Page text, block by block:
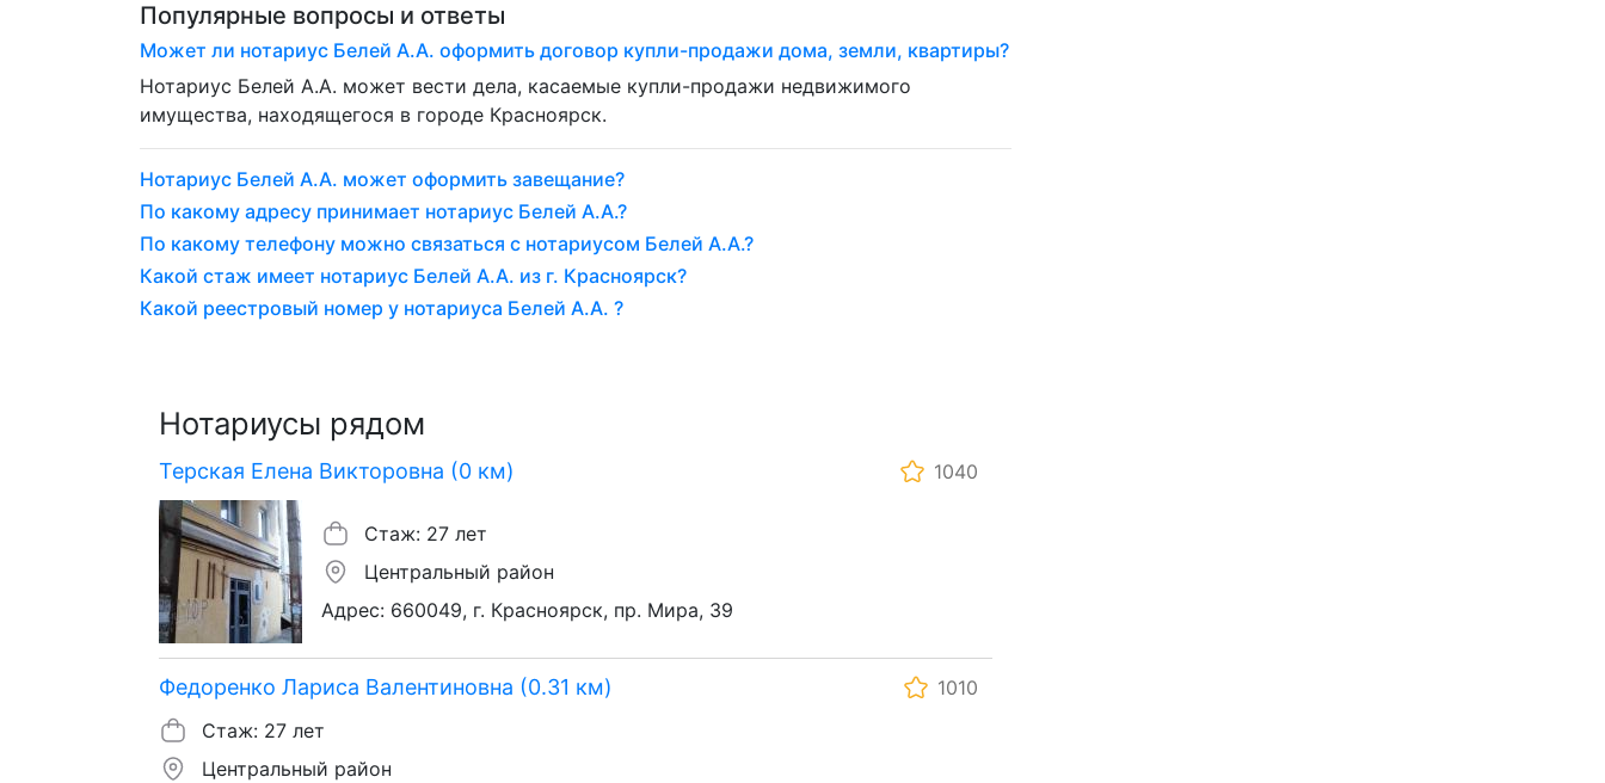
Популярные вопросы и ответы
Может ли нотариус Белей А.А. оформить договор купли-продажи дома, земли, квартиры?
Нотариус Белей А.А. может вести дела, касаемые купли-продажи недвижимого
имущества, находящегося в городе Красноярск.
Нотариус Белей А.А. может оформить завещание?
По какому адресу принимает нотариус Белей А.А.?
По какому телефону можно связаться с нотариусом Белей А.А.?
Какой стаж имеет нотариус Белей А.А. из г. Красноярск?
Какой реестровый номер у нотариуса Белей А.А. ?
Нотариусы рядом
Терская Елена Викторовна (0 км) 1040
Стаж: 27 лет
Центральный район
Адрес: 660049, г. Красноярск, пр. Мира, 39
Федоренко Лариса Валентиновна (0.31 км)
1010
Стаж: 27 лет
Центральный район